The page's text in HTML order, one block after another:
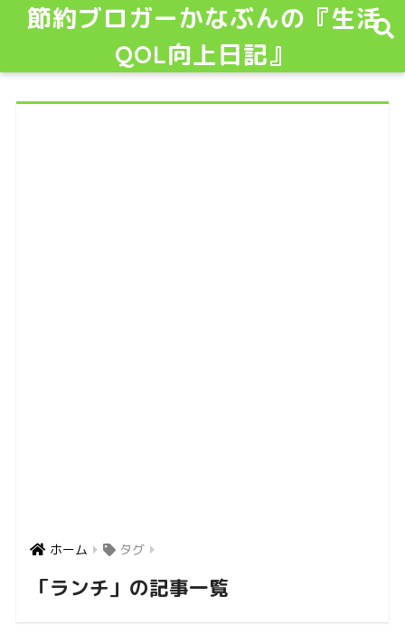
節約ブロガーかなぶんの『生活
QOL向上日記』
ホーム タグ
「ランチ」の記事一覧